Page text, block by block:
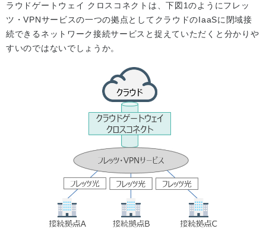
ラウドゲートウェイ クロスコネクトは、下図1のようにフレッ
ツ・VPNサービスの一つの拠点としてクラウドのIaaSに閉域接
続できるネットワーク接続サービスと捉えていただくと分かりや
すいのではないでしょうか。